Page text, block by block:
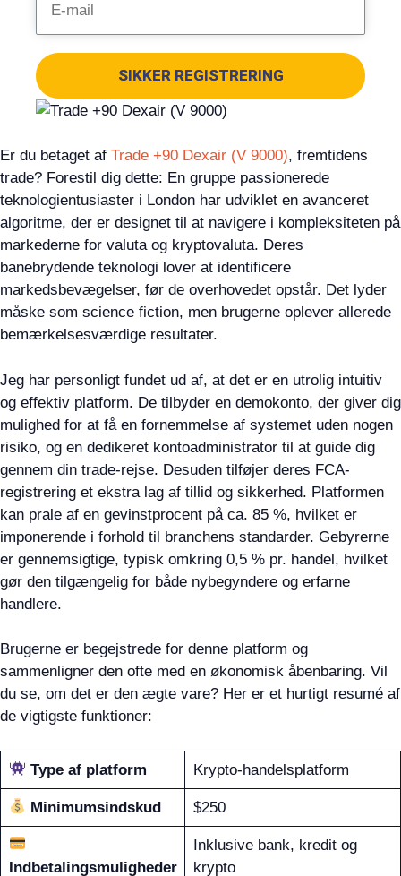
SIKKER REGISTRERING
Er du betaget af Trade +90 Dexair (V 9000), fremtidens
trade? Forestil dig dette: En gruppe passionerede
teknologientusiaster i London har udviklet en avanceret
algoritme, der er designet til at navigere i kompleksiteten på
markederne for valuta og kryptovaluta. Deres
banebrydende teknologi lover at identificere
markedsbevægelser, før de overhovedet opstår. Det lyder
måske som science fiction, men brugerne oplever allerede
bemærkelsesværdige resultater.
Jeg har personligt fundet ud af, at det er en utrolig intuitiv
og effektiv platform. De tilbyder en demokonto, der giver dig
mulighed for at få en fornemmelse af systemet uden nogen
risiko, og en dedikeret kontoadministrator til at guide dig
gennem din trade-rejse. Desuden tilføjer deres FCA-
registrering et ekstra lag af tillid og sikkerhed. Platformen
kan prale af en gevinstprocent på ca. 85 %, hvilket er
imponerende i forhold til branchens standarder. Gebyrerne
er gennemsigtige, typisk omkring 0,5 % pr. handel, hvilket
gør den tilgængelig for både nybegyndere og erfarne
handlere.
Brugerne er begejstrede for denne platform og
sammenligner den ofte med en økonomisk åbenbaring. Vil
du se, om det er den ægte vare? Her er et hurtigt resumé af
de vigtigste funktioner:
Type af platform Krypto-handelsplatform
Minimumsindskud $250
Indbetalingsmuligheder
Inklusive bank, kredit og
krypto